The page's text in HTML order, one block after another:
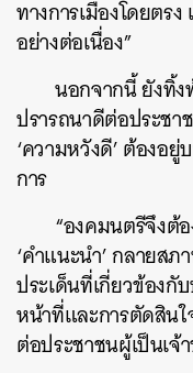
ทางการเมืองโดยตร
อย่างต่อเนื่อง”
นอกจากนี้ ยังทิ้ง
ปรารถนาดีต่อประช
‘ความหวังดี’ต้องอยู่
การ
“องคมนตรีจึงต้
‘คำแนะนำ’กลายสภ
ประเด็นที่เกี่ยวข้องกั
หน้าที่และการตัดสิน
ต่อประชาชนผู้เป็นเจ้
SHARE